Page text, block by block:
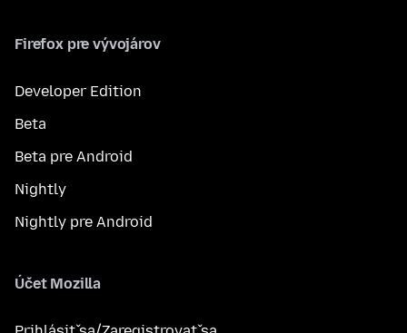
Firefox pre vývojárov
Developer Edition
Beta
Beta pre Android
Nightly
Nightly pre Android
Účet Mozilla